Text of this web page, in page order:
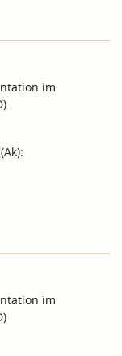
im
im